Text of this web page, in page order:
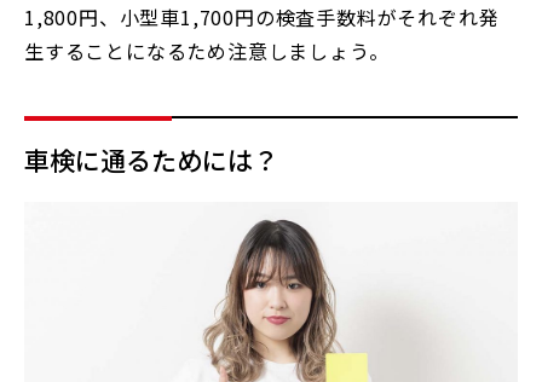
1,800円、小型車1,700円の検査手数料がそれぞれ発
生することになるため注意しましょう。
車検に通るためには？